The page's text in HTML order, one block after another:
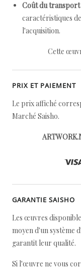
Coût du transport
caractéristiques
l'acquisition.
Cette
PRIX ET PAIEMENT
Le prix affiché
Marché Saisho.
GARANTIE SAISHO
Les œuvres
moyen d'un système
garantit leur qualité.
Si l'œuvre ne vous